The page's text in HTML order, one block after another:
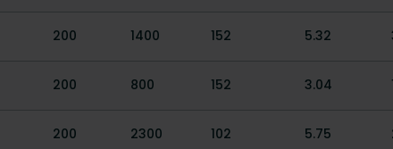
200 1400 152 5.32
200 800 152 3.04
200 2300 102 5.75